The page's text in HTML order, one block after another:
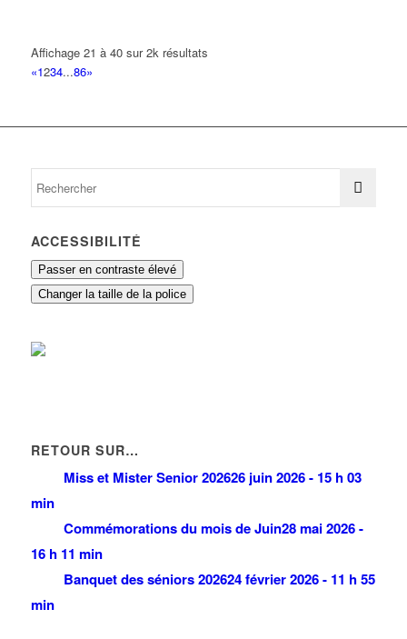
Affichage 21 à 40 sur 2k résultats
«1234...86»
ACCESSIBILITÉ
Passer en contraste élevé
Changer la taille de la police
RETOUR SUR…
Miss et Mister Senior 202626 juin 2026 - 15 h 03
min
Commémorations du mois de Juin28 mai 2026 -
16 h 11 min
Banquet des séniors 202624 février 2026 - 11 h 55
min